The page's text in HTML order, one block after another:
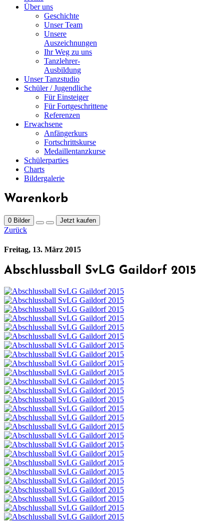
Über uns
Geschichte
Unser Team
Unsere
Auszeichnungen
Ihr Weg zu uns
Tanzlehrer-
Ausbildung
Unser Tanzstudio
Schüler / Jugendliche
Für Einsteiger
Für Fortgeschrittene
Referenzen
Erwachsene
Anfängerkurs
Fortschrittskurse
Medaillentanzkurse
Schülerparties
Charts
Bildergalerie
Warenkorb
0 Bilder Jetzt kaufen
Zurück
Freitag, 13. März 2015
Abschlussball SvLG Gaildorf 2015